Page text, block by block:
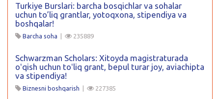
Turkiye Burslari: barcha bosqichlar va sohalar
uchun to’liq grantlar, yotoqxona, stipendiya va
boshqalar!
Barcha soha | 235889
Schwarzman Scholars: Xitoyda magistraturada
oʻqish uchun toʻliq grant, bepul turar joy, aviachipta
va stipendiya!
Biznesni boshqarish | 227385